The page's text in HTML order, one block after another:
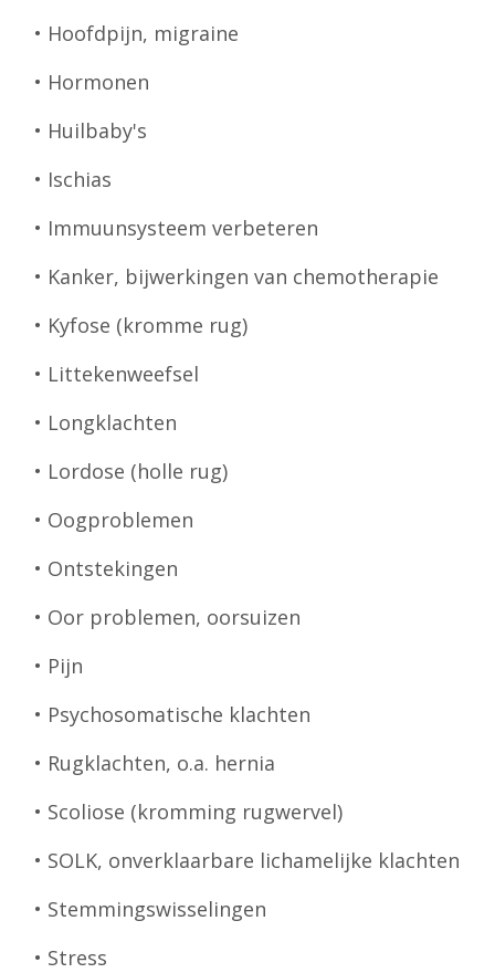
• Hoofdpijn, migraine
• Hormonen
• Huilbaby's
• Ischias
• Immuunsysteem verbeteren
• Kanker, bijwerkingen van chemotherapie
• Kyfose (kromme rug)
• Littekenweefsel
• Longklachten
• Lordose (holle rug)
• Oogproblemen
• Ontstekingen
• Oor problemen, oorsuizen
• Pijn
• Psychosomatische klachten
• Rugklachten, o.a. hernia
• Scoliose (kromming rugwervel)
• SOLK, onverklaarbare lichamelijke klachten
• Stemmingswisselingen
• Stress